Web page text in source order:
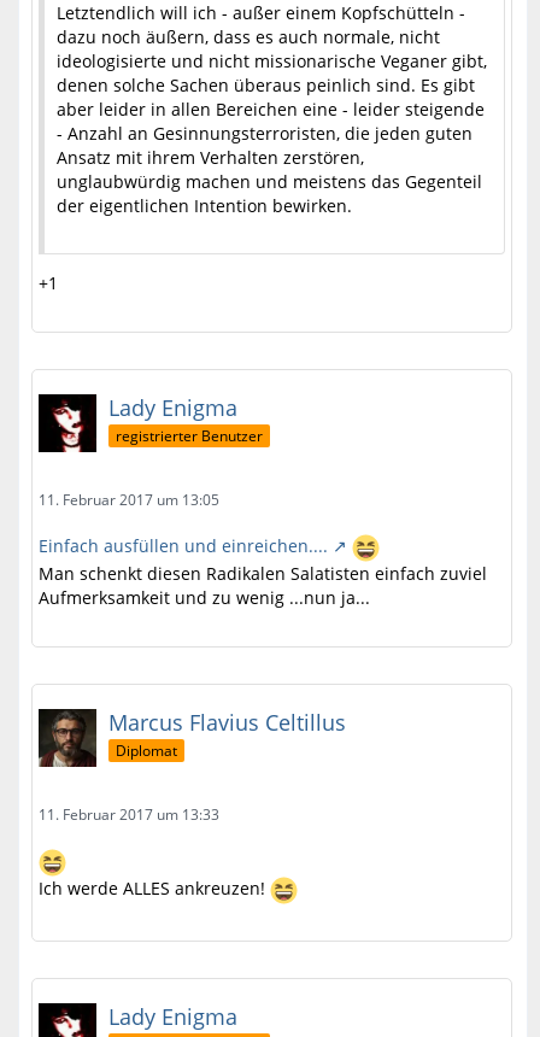
Letztendlich will ich - außer einem Kopfschütteln -
dazu noch äußern, dass es auch normale, nicht
ideologisierte und nicht missionarische Veganer gibt,
denen solche Sachen überaus peinlich sind. Es gibt
aber leider in allen Bereichen eine - leider steigende
- Anzahl an Gesinnungsterroristen, die jeden guten
Ansatz mit ihrem Verhalten zerstören,
unglaubwürdig machen und meistens das Gegenteil
der eigentlichen Intention bewirken.
+1
Lady Enigma
registrierter Benutzer
11. Februar 2017 um 13:05
Einfach ausfüllen und einreichen....
Man schenkt diesen Radikalen Salatisten einfach zuviel
Aufmerksamkeit und zu wenig ...nun ja...
Marcus Flavius Celtillus
Diplomat
11. Februar 2017 um 13:33
Ich werde ALLES ankreuzen!
Lady Enigma